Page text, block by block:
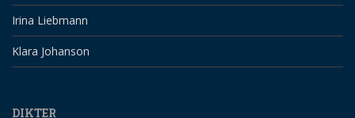
Irina Liebmann
Klara Johanson
DIKTER